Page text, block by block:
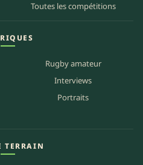
Toutes les compétitions
Rugby amateur
Interviews
Portraits
TERRAIN